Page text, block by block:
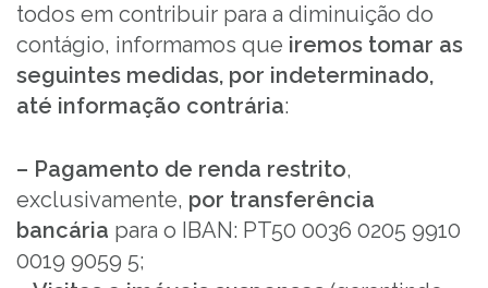
todos em contribuir para a diminuição do
contágio, informamos que iremos tomar as
seguintes medidas, por indeterminado,
até informação contrária:
– Pagamento de renda restrito,
exclusivamente, por transferência
bancária para o IBAN: PT50 0036 0205 9910
0019 9059 5;